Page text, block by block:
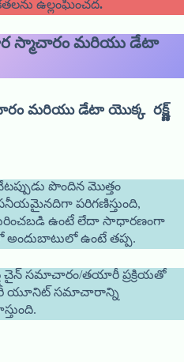
ఉల్లంఘించద.
మరియు డేటా
మరియు డేటా యొక్క రక్ష్ణ్
పొందిన మొత్తం
పరిగణిస్తుంది,
ఉంటే లేదా సాధారణంగా
అందుబాటులో ఉంటే తప్ప.
చైన్ సమాచారం/తయారీ ప్రక్రియతో
యూనిట్ సమాచారాన్ని